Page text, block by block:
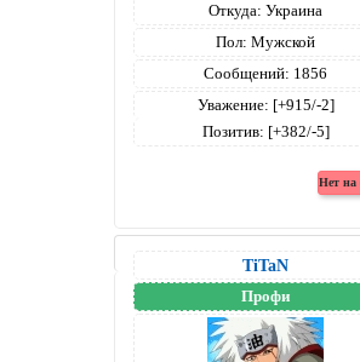
Откуда: Украина
Пол: Мужской
Сообщений: 1856
Уважение: [+915/-2]
Позитив: [+382/-5]
TiTaN
Профи